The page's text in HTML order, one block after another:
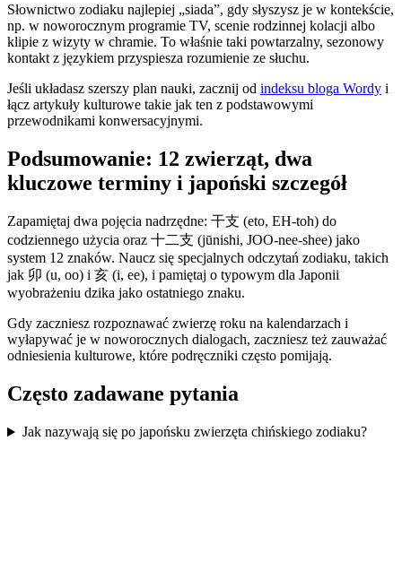
Słownictwo zodiaku najlepiej „siada”, gdy słyszysz je w kontekście,
np. w noworocznym programie TV, scenie rodzinnej kolacji albo
klipie z wizyty w chramie. To właśnie taki powtarzalny, sezonowy
kontakt z językiem przyspiesza rozumienie ze słuchu.
Jeśli układasz szerszy plan nauki, zacznij od indeksu bloga Wordy i
łącz artykuły kulturowe takie jak ten z podstawowymi
przewodnikami konwersacyjnymi.
Podsumowanie: 12 zwierząt, dwa
kluczowe terminy i japoński szczegół
Zapamiętaj dwa pojęcia nadrzędne: 干支 (eto, EH-toh) do
codziennego użycia oraz 十二支 (jūnishi, JOO-nee-shee) jako
system 12 znaków. Naucz się specjalnych odczytań zodiaku, takich
jak 卯 (u, oo) i 亥 (i, ee), i pamiętaj o typowym dla Japonii
wyobrażeniu dzika jako ostatniego znaku.
Gdy zaczniesz rozpoznawać zwierzę roku na kalendarzach i
wyłapywać je w noworocznych dialogach, zaczniesz też zauważać
odniesienia kulturowe, które podręczniki często pomijają.
Często zadawane pytania
Jak nazywają się po japońsku zwierzęta chińskiego zodiaku?